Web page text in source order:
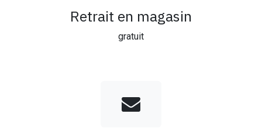
Retrait en magasin
gratuit